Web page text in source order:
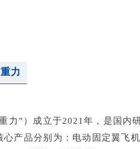
力
力”）成立于2021年，是国内
产品分别为：电动固定翼飞